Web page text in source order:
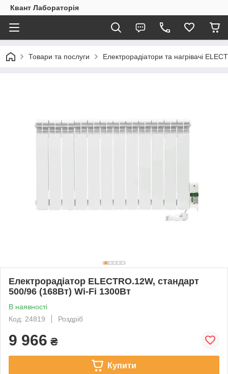
Квант Лабораторія
Товари та послуги Електрорадіатори та нагрівачі
Електрорадіатор ELECTRO.12W, стандарт
500/96 (168Вт) Wi-Fi 1300Вт
В наявності
Код: 24819
Роздріб
9 966 ₴
Купити